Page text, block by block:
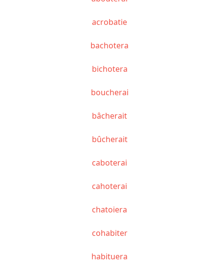
acrobatie
bachotera
bichotera
boucherai
bâcherait
bûcherait
caboterai
cahoterai
chatoiera
cohabiter
habituera